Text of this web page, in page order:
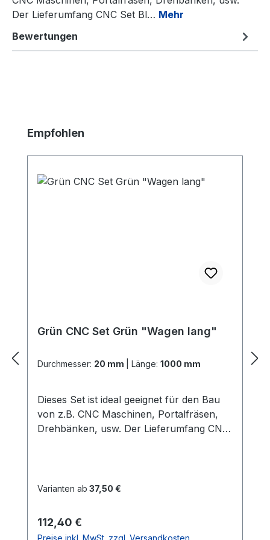
Der Lieferumfang CNC Set Bl… Mehr
Bewertungen
Produktgalerie überspringen
Empfohlen
Grün CNC Set Grün "Wagen lang"
Durchmesser: 20 mm Länge: 1000 mm
Dieses Set ist ideal geeignet für den Bau
von z.B. CNC Maschinen, Portalfräsen,
Drehbänken, usw. Der Lieferumfang CNC
60 HRC 2x ALU -
(dieses ist die stabilere
Varianten ab 37,50 €
Regulärer Preis:
112,40 €
Preise inkl. MwSt. zzgl. Versandkosten